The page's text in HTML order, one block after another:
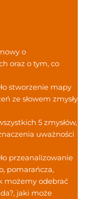
o
oraz o tym, co
stworzenie mapy
ze słowem zmysły
5 zmysłów,
uważności
przeanalizowanie
pomarańcza,
możemy odebrać
jaki może